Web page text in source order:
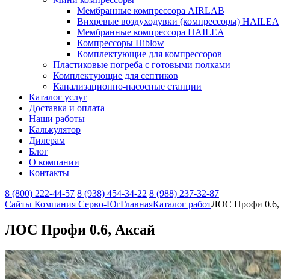
Мембранные компрессора AIRLAB
Вихревые воздуходувки (компрессоры) HAILEA
Мембранные компрессора HAILEA
Компрессоры Hiblow
Комплектующие для компрессоров
Пластиковые погреба с готовыми полками
Комплектующие для септиков
Канализационно-насосные станции
Каталог услуг
Доставка и оплата
Наши работы
Калькулятор
Дилерам
Блог
О компании
Контакты
8 (800) 222-44-57 8 (938) 454-34-22 8 (988) 237-32-87
Сайты Компания Серво-ЮгГлавнаяКаталог работЛОС Профи 0.6,
ЛОС Профи 0.6, Аксай